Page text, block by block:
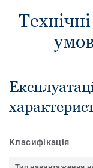
Класифікація